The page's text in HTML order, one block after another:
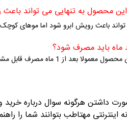
باعث رویش ابرو شود اما موهای
محصول معمولا بعد از 1 ماه مصرف قابل مشاهده است اما برای کامل شدن تاثیر و جلوگیری از ریزش جدید باید 4 تا 6 ماه مصرف ادامه پیدا کند.
هرگونه سوال درباره خرید و مشاوره می
اینترنتی مهتاطب بتوانند شما را